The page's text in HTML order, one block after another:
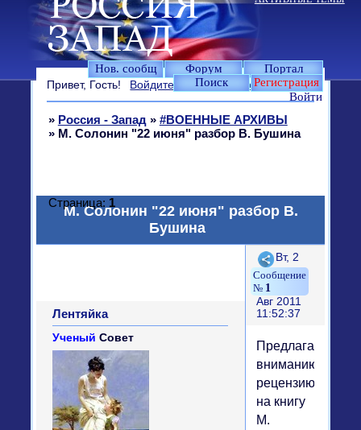
Нов. сообщ Форум
Портал
Поиск
Регистрация
Войти
Привет, Гость! Войдите илизарегистрируйтесь.
» Россия - Запад » #ВОЕННЫЕ АРХИВЫ
» М. Солонин "22 июня" разбор В. Бушина
М. Солонин "22 июня" разбор В.
Бушина
Страница: 1
Поделиться
1
Вт, 2
Авг 2011
11:52:37
Лентяйка
Ученый Совет
Предлагаю
вниманию
рецензию
на книгу
М.